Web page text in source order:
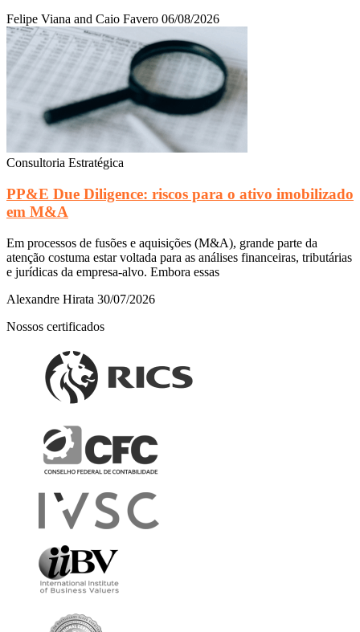
Felipe Viana and Caio Favero 06/08/2026
Consultoria Estratégica
PP&E Due Diligence: riscos para o ativo imobilizado
em M&A
Em processos de fusões e aquisições (M&A), grande parte da
atenção costuma estar voltada para as análises financeiras, tributárias
e jurídicas da empresa-alvo. Embora essas
Alexandre Hirata 30/07/2026
Nossos certificados